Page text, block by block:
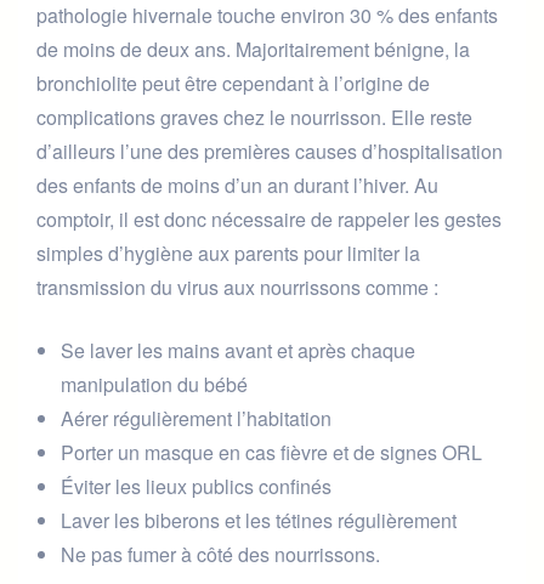
pathologie hivernale touche environ 30 % des enfants
de moins de deux ans. Majoritairement bénigne, la
bronchiolite peut être cependant à l’origine de
complications graves chez le nourrisson. Elle reste
d’ailleurs l’une des premières causes d’hospitalisation
des enfants de moins d’un an durant l’hiver. Au
comptoir, il est donc nécessaire de rappeler les gestes
simples d’hygiène aux parents pour limiter la
transmission du virus aux nourrissons comme :
Se laver les mains avant et après chaque
manipulation du bébé
Aérer régulièrement l’habitation
Porter un masque en cas fièvre et de signes ORL
Éviter les lieux publics confinés
Laver les biberons et les tétines régulièrement
Ne pas fumer à côté des nourrissons.